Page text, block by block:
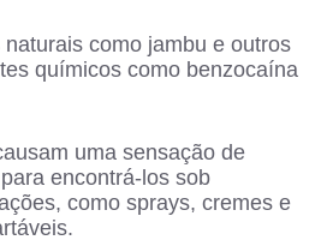
como jambu e outros
químicos como benzocaína
uma sensação de
encontrá-los sob
como sprays, cremes e